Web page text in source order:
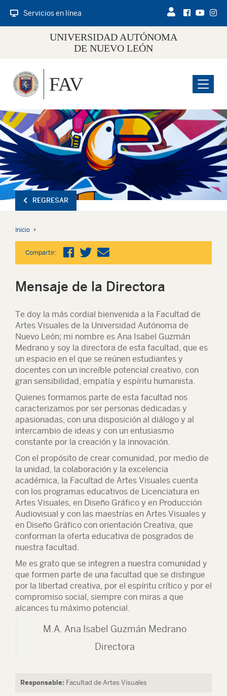
Servicios en línea
UNIVERSIDAD AUTÓNOMA
DE NUEVO LEÓN
Menu
FAV
REGRESAR
Inicio
Compartir:
Mensaje de la Directora
Te doy la más cordial bienvenida a la Facultad de
Artes Visuales de la Universidad Autónoma de
Nuevo León; mi nombre es Ana Isabel Guzmán
Medrano y soy la directora de esta facultad, que es
un espacio en el que se reúnen estudiantes y
docentes con un increíble potencial creativo, con
gran sensibilidad, empatía y espíritu humanista.
Quienes formamos parte de esta facultad nos
caracterizamos por ser personas dedicadas y
apasionadas, con una disposición al diálogo y al
intercambio de ideas y con un entusiasmo
constante por la creación y la innovación.
Con el propósito de crear comunidad, por medio de
la unidad, la colaboración y la excelencia
académica, la Facultad de Artes Visuales cuenta
con los programas educativos de Licenciatura en
Artes Visuales, en Diseño Gráfico y en Producción
Audiovisual y con las maestrías en Artes Visuales y
en Diseño Gráfico con orientación Creativa, que
conforman la oferta educativa de posgrados de
nuestra facultad.
Me es grato que se integren a nuestra comunidad y
que formen parte de una facultad que se distingue
por la libertad creativa, por el espíritu crítico y por el
compromiso social, siempre con miras a que
alcances tu máximo potencial.
M.A. Ana Isabel Guzmán Medrano
Directora
Responsable: Facultad de Artes Visuales